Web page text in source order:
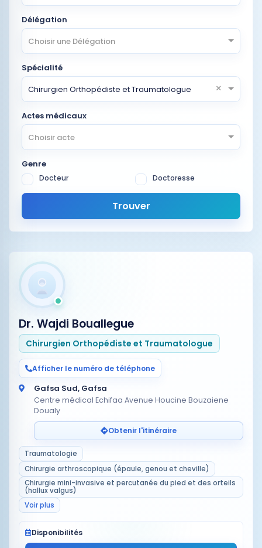
Délégation
Choisir une Délégation
Spécialité
Chirurgien Orthopédiste et Traumatologue
×
Actes médicaux
Choisir acte
Genre
Docteur Doctoresse
Trouver
Dr. Wajdi Bouallegue
Chirurgien Orthopédiste et Traumatologue
Afficher le numéro de téléphone
Gafsa Sud, Gafsa
Centre médical Echifaa Avenue Houcine Bouzaiene
Doualy
Obtenir l'itinéraire
Traumatologie
Chirurgie arthroscopique (épaule, genou et cheville)
Chirurgie mini-invasive et percutanée du pied et des orteils
(hallux valgus)
Voir plus
Disponibilités